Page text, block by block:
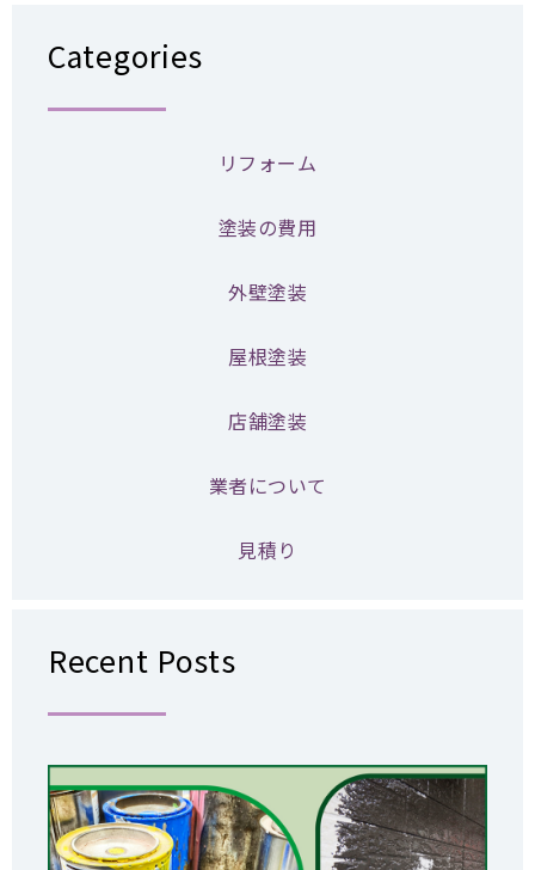
Categories
リフォーム
塗装の費用
外壁塗装
屋根塗装
店舗塗装
業者について
見積り
Recent Posts